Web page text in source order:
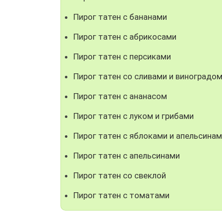
Пирог татен с бананами
Пирог татен с абрикосами
Пирог татен с персиками
Пирог татен со сливами и виноградом
Пирог татен с ананасом
Пирог татен с луком и грибами
Пирог татен с яблоками и
Пирог татен с апельсинами
Пирог татен со свеклой
Пирог татен с томатами